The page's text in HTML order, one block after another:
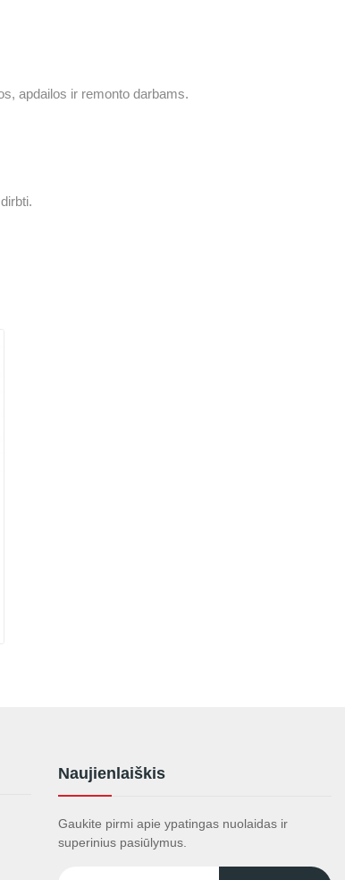
apdailos ir remonto darbams.
Naujienlaiškis
Gaukite pirmi apie ypatingas nuolaidas ir
superinius pasiūlymus.